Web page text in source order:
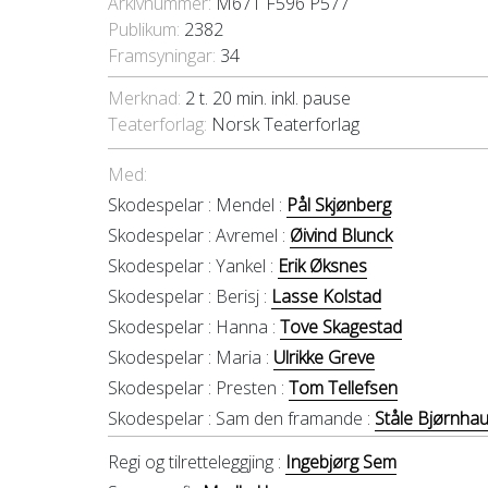
Publikum: 2382
Framsyningar: 34
Merknad: 2 t. 20 min. inkl. pause
Teaterforlag: Norsk Teaterforlag
Med:
Skodespelar : Mendel : Pål Skjønberg
Skodespelar : Avremel : Øivind Blunck
Skodespelar : Yankel : Erik Øksnes
Skodespelar : Berisj : Lasse Kolstad
Skodespelar : Hanna : Tove Skagestad
Skodespelar : Maria : Ulrikke Greve
Skodespelar : Presten : Tom Tellefsen
Skodespelar : Sam den framande : Ståle
Regi og tilretteleggjing : Ingebjørg Sem